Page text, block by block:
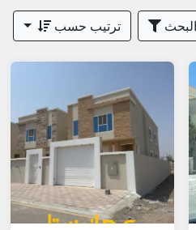
أغلى، بينما السيب
اقرأ العقد جيداً، ادفع
– سواء مفروشة أو غير
بسرعة! عُمانيستا... سوق
ترتيب حسب